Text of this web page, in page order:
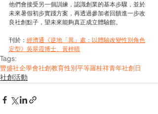
他們會接受另一個訓練，認識創業的基本步驟，並於
未來暑假初步實踐方案，再透過參加者回饋進一步改
良社創點子，望未來能夠真正成立體驗館。
刊於： 經濟通《逆地「異」處：以體驗改變性別角色
定型》吳翠霞博士、黃梓晴
Tags:
豐盛社企學會社創教育性別平等羅桂祥青年社創日
社創活動